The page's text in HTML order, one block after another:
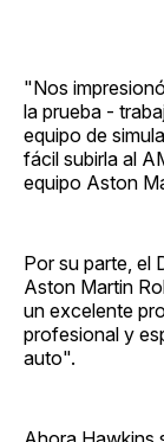
"Nos
la prueba -
equipo de
fácil subirla al
equipo Aston
Por su parte, el
Aston Martin
un excelente
profesional y
auto".